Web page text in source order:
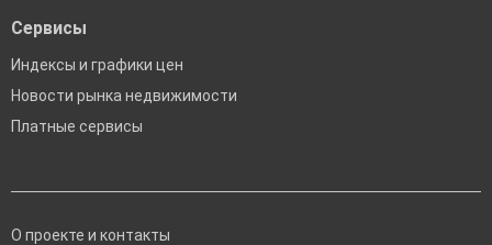
Сервисы
Индексы и графики цен
Новости рынка недвижимости
Платные сервисы
О проекте и контакты